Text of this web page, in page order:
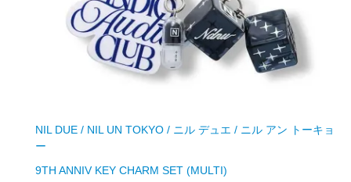
NIL DUE / NIL UN TOKYO / ニル デュエ / ニル アン トーキョ
ー
9TH ANNIV KEY CHARM SET (MULTI)